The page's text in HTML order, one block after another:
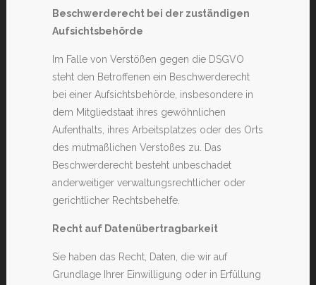
Beschwerde­recht bei der zuständigen
Aufsichts­behörde
Im Falle von Verstößen gegen die DSGVO
steht den Betroffenen ein Beschwerderecht
bei einer Aufsichtsbehörde, insbesondere in
dem Mitgliedstaat ihres gewöhnlichen
Aufenthalts, ihres Arbeitsplatzes oder des Orts
des mutmaßlichen Verstoßes zu. Das
Beschwerderecht besteht unbeschadet
anderweitiger verwaltungsrechtlicher oder
gerichtlicher Rechtsbehelfe.
Recht auf Daten­übertrag­barkeit
Sie haben das Recht, Daten, die wir auf
Grundlage Ihrer Einwilligung oder in Erfüllung